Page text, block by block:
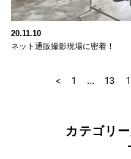
20.11.10
ネット通販撮影現場に密着！
< 1 … 13
カテゴリ